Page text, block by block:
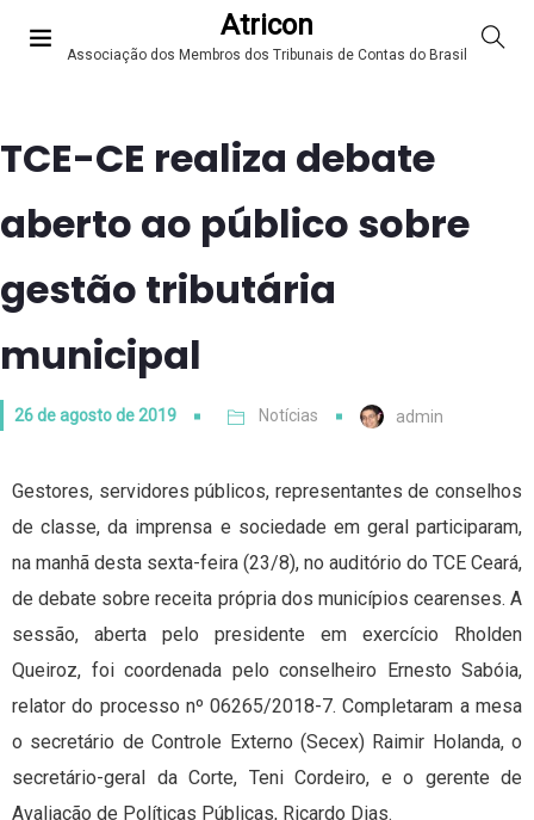
Atricon
Associação dos Membros dos Tribunais de Contas do Brasil
TCE-CE realiza debate
aberto ao público sobre
gestão tributária
municipal
26 de agosto de 2019 Notícias admin
Gestores, servidores públicos, representantes de conselhos
de classe, da imprensa e sociedade em geral participaram,
na manhã desta sexta-feira (23/8), no auditório do TCE Ceará,
de debate sobre receita própria dos municípios cearenses. A
sessão, aberta pelo presidente em exercício Rholden
Queiroz, foi coordenada pelo conselheiro Ernesto Sabóia,
relator do processo nº 06265/2018-7. Completaram a mesa
o secretário de Controle Externo (Secex) Raimir Holanda, o
secretário-geral da Corte, Teni Cordeiro, e o gerente de
Avaliação de Políticas Públicas, Ricardo Dias.